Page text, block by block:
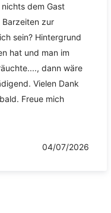
dem Gast
zur
sein? Hintergrund
hat und man im
dann wäre
Vielen Dank
Freue mich
04/07/2026